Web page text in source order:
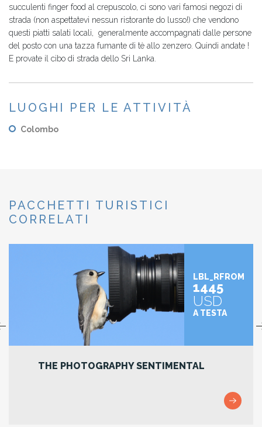
succulenti finger food al crepuscolo, ci sono vari famosi negozi di
strada (non aspettatevi nessun ristorante do lusso!) che vendono
questi piatti salati locali, generalmente accompagnati dalle persone
del posto con una tazza fumante di tè allo zenzero. Quindi andate !
E provate il cibo di strada dello Sri Lanka.
LUOGHI PER LE ATTIVITÀ
Colombo
PACCHETTI TURISTICI
CORRELATI
LBL_RFROM
1445
USD
A TESTA
THE PHOTOGRAPHY SENTIMENTAL